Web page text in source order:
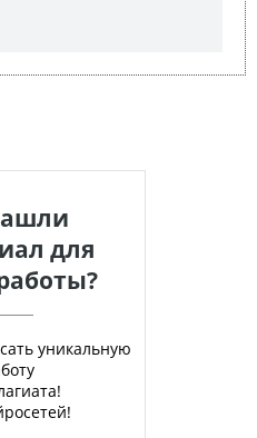
для
уникальную